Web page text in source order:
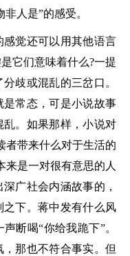
人是”的感受。
觉还可以用其他语言
它们意味着什么?一提
歧或混乱的三岔口。
常态，可是小说故事
。如果那样，小说对
者带来什么对于生活的
来是一对很有意思的人
广社会内涵故事的，
下。蒋中发有什么风
断喝“你给我跪下”。
那也不符合事实。但